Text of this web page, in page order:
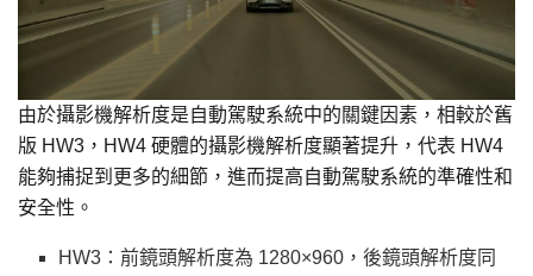
由於攝影機解析度是自動駕駛系統中的關鍵因素，相較於舊
版 HW3，HW4 硬體的攝影機解析度顯著提升，代表 HW4
能夠捕捉到更多的細節，進而提高自動駕駛系統的準確性和
安全性。
HW3：前鏡頭解析度為 1280×960，後鏡頭解析度同